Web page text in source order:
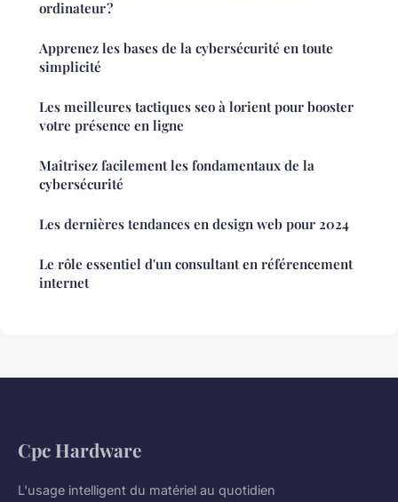
ordinateur ?
Apprenez les bases de la cybersécurité en toute
simplicité
Les meilleures tactiques seo à lorient pour booster
votre présence en ligne
Maîtrisez facilement les fondamentaux de la
cybersécurité
Les dernières tendances en design web pour 2024
Le rôle essentiel d'un consultant en référencement
internet
Cpc Hardware
L'usage intelligent du matériel au quotidien